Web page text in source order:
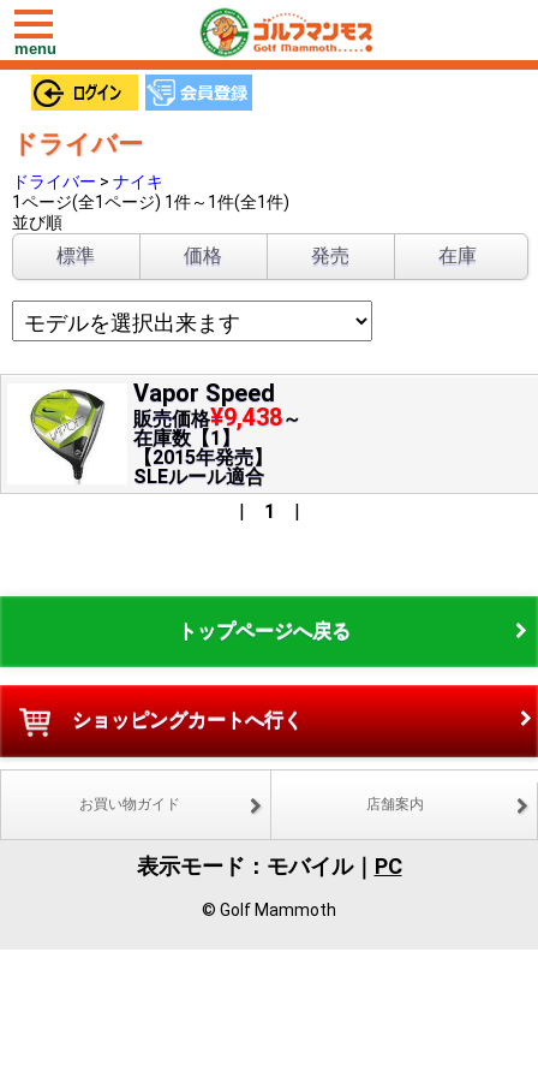
toggle
navigation
menu
ドライバー
ドライバー > ナイキ
1ページ(全1ページ) 1件～1件(全1件)
並び順
標準 価格 発売 在庫
Vapor Speed
販売価格¥9,438～
在庫数【1】
【2015年発売】
SLEルール適合
| 1 |
トップページへ戻る
ショッピングカートへ行く
お買い物ガイド 店舗案内
表示モード：モバイル｜ PC
© Golf Mammoth